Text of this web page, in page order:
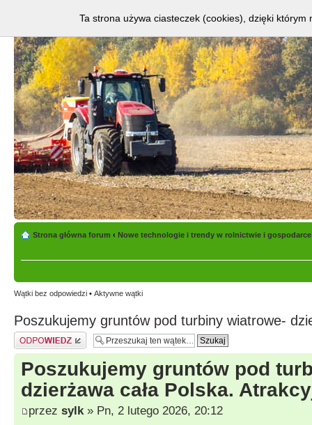
Strona główna forum ‹ Nowe technologie i trendy w rolnictwie i
Wątki bez odpowiedzi • Aktywne wątki
Poszukujemy gruntów pod turbiny wiatrowe-
Odpowiedz
Poszukujemy gruntów pod
dzierżawa cała Polska.
przez sylk» Pn, 2 lutego 2026, 20:12
Ta strona używa ciasteczek (cookies), dzięki którym